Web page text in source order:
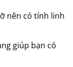
nên có tính linh
giúp bạn có